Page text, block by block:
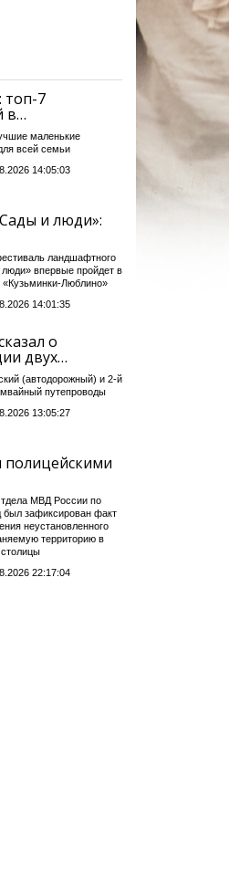
топ-7
в…
маленькие
всей семьи
14:05:03
и люди»:
ландшафтного
впервые пройдет в
«Кузьминки-Люблино»
14:01:35
о
двух…
(автодорожный) и 2-й
путепроводы
13:05:27
МВД России по
был зафиксирован факт
неустановленного
территорию в
22:17:04